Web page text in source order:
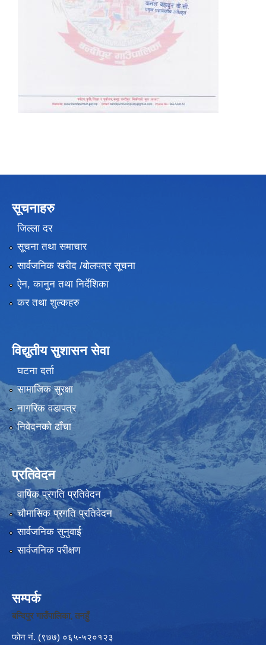
सूचनाहरु
जिल्ला दर
सूचना तथा समाचार
सार्वजनिक खरीद /बोलपत्र सूचना
ऐन, कानुन तथा निर्देशिका
कर तथा शुल्कहरु
विद्युतीय सुशासन सेवा
घटना दर्ता
सामाजिक सुरक्षा
नागरिक वडापत्र
निवेदनको ढाँचा
प्रतिवेदन
वार्षिक प्रगति प्रतिवेदन
चौमासिक प्रगति प्रतिवेदन
सार्वजनिक सुनुवाई
सार्वजनिक परीक्षण
सम्पर्क
बन्दिपुर गाउँपालिका, तनहुँ
फोन नं‍. (९७७) ०६५-५२०१२३